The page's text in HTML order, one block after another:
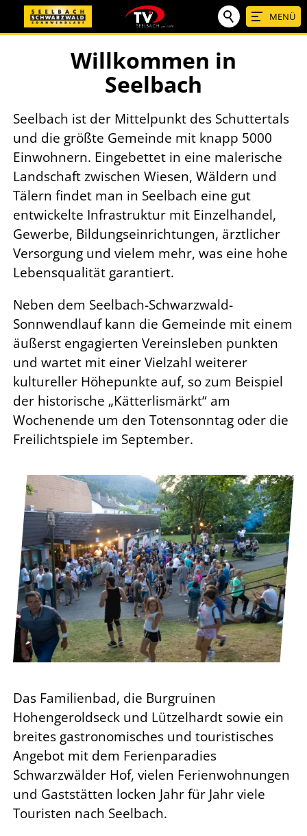
MENÜ
Willkommen in
Seelbach
Seelbach ist der Mittelpunkt des Schuttertals
und die größte Gemeinde mit knapp 5000
Einwohnern. Eingebettet in eine malerische
Landschaft zwischen Wiesen, Wäldern und
Tälern findet man in Seelbach eine gut
entwickelte Infrastruktur mit Einzelhandel,
Gewerbe, Bildungseinrichtungen, ärztlicher
Versorgung und vielem mehr, was eine hohe
Lebensqualität garantiert.
Neben dem Seelbach-Schwarzwald-
Sonnwendlauf kann die Gemeinde mit einem
äußerst engagierten Vereinsleben punkten
und wartet mit einer Vielzahl weiterer
kultureller Höhepunkte auf, so zum Beispiel
der historische „Kätterlismärkt“ am
Wochenende um den Totensonntag oder die
Freilichtspiele im September.
Das Familienbad, die Burgruinen
Hohengeroldseck und Lützelhardt sowie ein
breites gastronomisches und touristisches
Angebot mit dem Ferienparadies
Schwarzwälder Hof, vielen Ferienwohnungen
und Gaststätten locken Jahr für Jahr viele
Touristen nach Seelbach.